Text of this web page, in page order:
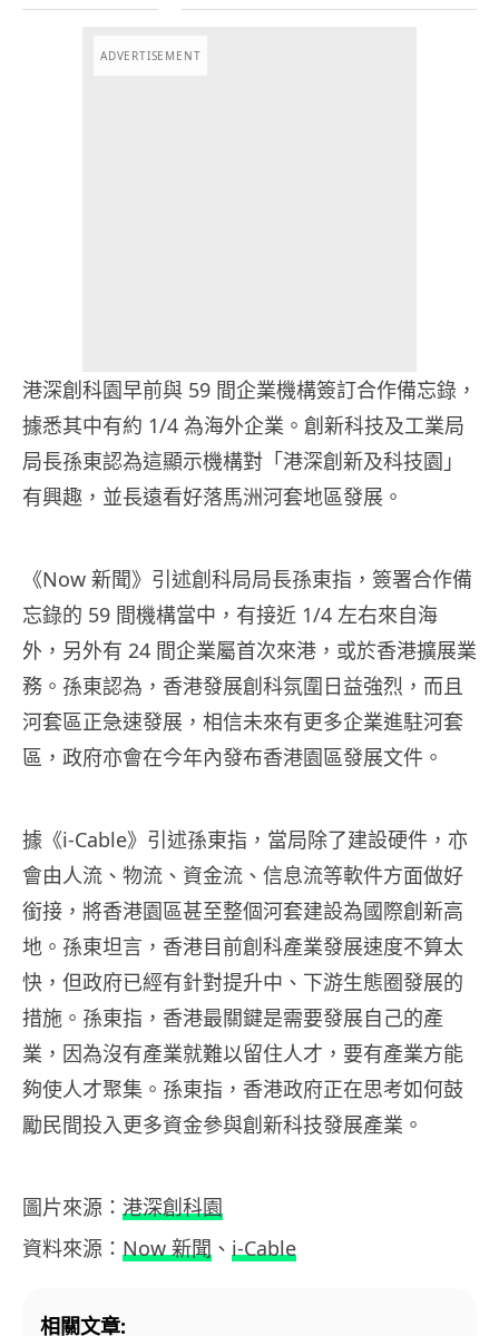
ADVERTISEMENT
港深創科園早前與 59 間企業機構簽訂合作備忘錄，
據悉其中有約 1/4 為海外企業。創新科技及工業局
局長孫東認為這顯示機構對「港深創新及科技園」
有興趣，並長遠看好落馬洲河套地區發展。
《Now 新聞》引述創科局局長孫東指，簽署合作備
忘錄的 59 間機構當中，有接近 1/4 左右來自海
外，另外有 24 間企業屬首次來港，或於香港擴展業
務。孫東認為，香港發展創科氛圍日益強烈，而且
河套區正急速發展，相信未來有更多企業進駐河套
區，政府亦會在今年內發布香港園區發展文件。
據《i-Cable》引述孫東指，當局除了建設硬件，亦
會由人流、物流、資金流、信息流等軟件方面做好
銜接，將香港園區甚至整個河套建設為國際創新高
地。孫東坦言，香港目前創科產業發展速度不算太
快，但政府已經有針對提升中、下游生態圈發展的
措施。孫東指，香港最關鍵是需要發展自己的產
業，因為沒有產業就難以留住人才，要有產業方能
夠使人才聚集。孫東指，香港政府正在思考如何鼓
勵民間投入更多資金參與創新科技發展產業。
圖片來源： 港深創科園
資料來源： Now 新聞 、 i-Cable
相關文章: